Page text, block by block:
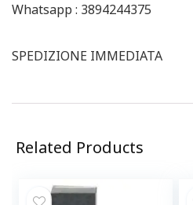
Whatsapp : 3894244375
SPEDIZIONE IMMEDIATA
Related Products